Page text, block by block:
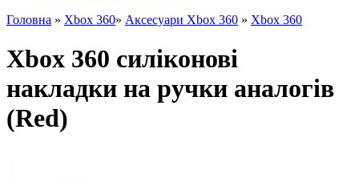
Головна » Xbox 360» Аксесуари Xbox 360 » Xbox 360
Xbox 360 силіконові
накладки на ручки аналогів
(Red)